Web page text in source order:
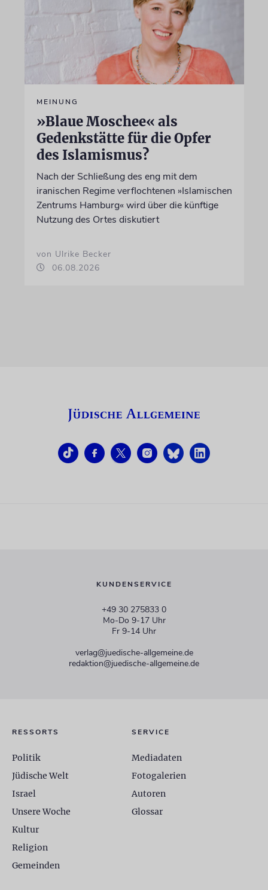
MEINUNG
»Blaue Moschee« als
Gedenkstätte für die Opfer
des Islamismus?
Nach der Schließung des eng mit dem
iranischen Regime verflochtenen »Islamischen
Zentrums Hamburg« wird über die künftige
Nutzung des Ortes diskutiert
von Ulrike Becker
06.08.2026
KUNDENSERVICE
+49 30 275833 0
Mo-Do 9-17 Uhr
Fr 9-14 Uhr
verlag@juedische-allgemeine.de
redaktion@juedische-allgemeine.de
RESSORTS
Politik
Jüdische Welt
Israel
Unsere Woche
Kultur
Religion
Gemeinden
SERVICE
Mediadaten
Fotogalerien
Autoren
Glossar